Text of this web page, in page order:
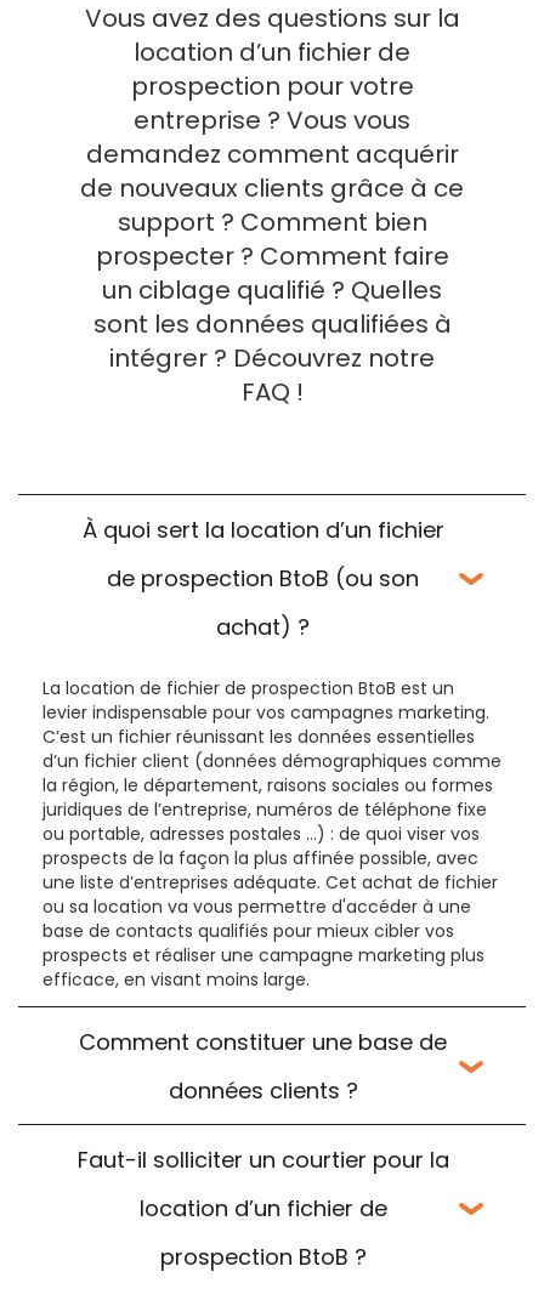
Vous avez des questions sur la
location d’un fichier de
prospection pour votre
entreprise ? Vous vous
demandez comment acquérir
de nouveaux clients grâce à ce
support ? Comment bien
prospecter ? Comment faire
un ciblage qualifié ? Quelles
sont les données qualifiées à
intégrer ? Découvrez notre
FAQ !
À quoi sert la location d’un fichier
de prospection BtoB (ou son
achat) ?
La location de fichier de prospection BtoB est un
levier indispensable pour vos campagnes marketing.
C’est un fichier réunissant les données essentielles
d’un fichier client (données démographiques comme
la région, le département, raisons sociales ou formes
juridiques de l’entreprise, numéros de téléphone fixe
ou portable, adresses postales …) : de quoi viser vos
prospects de la façon la plus affinée possible, avec
une liste d’entreprises adéquate. Cet achat de fichier
ou sa location va vous permettre d'accéder à une
base de contacts qualifiés pour mieux cibler vos
prospects et réaliser une campagne marketing plus
efficace, en visant moins large.
Comment constituer une base de
données clients ?
Faut-il solliciter un courtier pour la
location d’un fichier de
prospection BtoB ?